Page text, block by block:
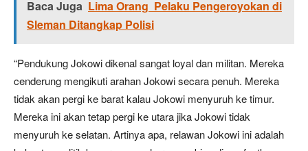
Baca Juga Lima Orang Pelaku Pengeroyokan di
Sleman Ditangkap Polisi
“Pendukung Jokowi dikenal sangat loyal dan militan. Mereka
cenderung mengikuti arahan Jokowi secara penuh. Mereka
tidak akan pergi ke barat kalau Jokowi menyuruh ke timur.
Mereka ini akan tetap pergi ke utara jika Jokowi tidak
menyuruh ke selatan. Artinya apa, relawan Jokowi ini adalah